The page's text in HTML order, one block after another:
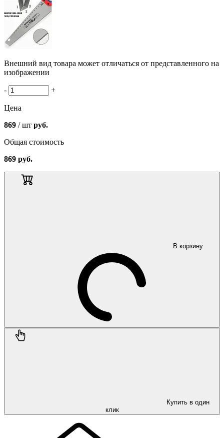
Внешний вид товара может отличаться от представленного на
изображении
- +
Цена
869 / шт руб.
Общая стоимость
869 руб.
В корзину
Купить в один
клик